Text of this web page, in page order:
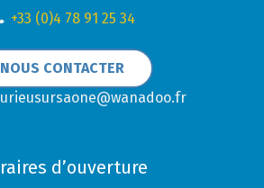
+33 (0)4 78 91 25 34
NOUS CONTACTER
d’ouverture